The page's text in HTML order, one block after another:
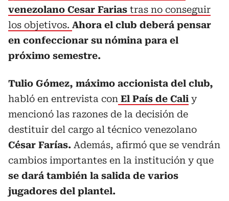
venezolano Cesar Farias tras no conseguir
los objetivos. Ahora el club deberá pensar
en confeccionar su nómina para el
próximo semestre.
Tulio Gómez, máximo accionista del club,
habló en entrevista con El País de Cali y
mencionó las razones de la decisión de
destituir del cargo al técnico venezolano
César Farías. Además, afirmó que se vendrán
cambios importantes en la institución y que
se dará también la salida de varios
jugadores del plantel.